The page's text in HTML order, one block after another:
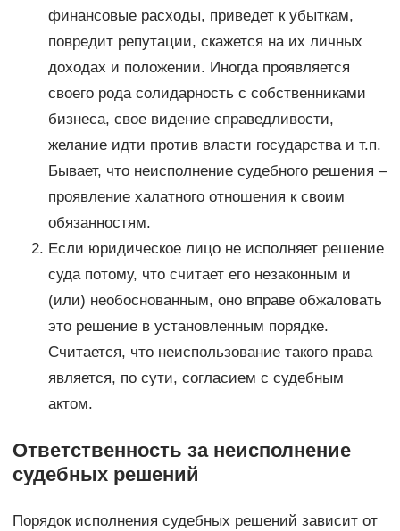
финансовые расходы, приведет к убыткам,
повредит репутации, скажется на их личных
доходах и положении. Иногда проявляется
своего рода солидарность с собственниками
бизнеса, свое видение справедливости,
желание идти против власти государства и т.п.
Бывает, что неисполнение судебного решения –
проявление халатного отношения к своим
обязанностям.
Если юридическое лицо не исполняет решение
суда потому, что считает его незаконным и
(или) необоснованным, оно вправе обжаловать
это решение в установленным порядке.
Считается, что неиспользование такого права
является, по сути, согласием с судебным
актом.
Ответственность за неисполнение
судебных решений
Порядок исполнения судебных решений зависит от